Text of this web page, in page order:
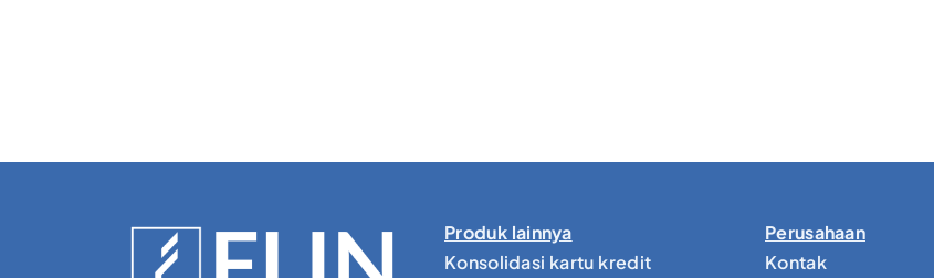
Produk lainnya
Konsolidasi kartu kredit
Perusahaan
Kontak